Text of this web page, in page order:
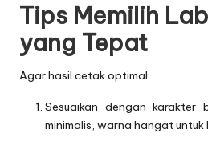
Tips Memilih
yang Tepat
Agar hasil cetak optimal:
Sesuaikan dengan karakter
minimalis, warna hangat untuk